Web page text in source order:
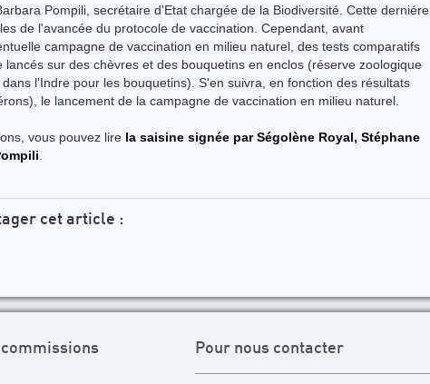
Pompili, secrétaire d'Etat chargée de la Biodiversité. Cette derniére
de l'avancée du protocole de vaccination. Cependant, avant
campagne de vaccination en milieu naturel, des tests comparatifs
lancés sur des chèvres et des bouquetins en enclos (réserve zoologique
l'Indre pour les bouquetins). S'en suivra, en fonction des résultats
le lancement de la campagne de vaccination en milieu naturel.
vous pouvez lire la saisine signée par Ségolène Royal, Stéphane
cet article :
Pour nous contacter